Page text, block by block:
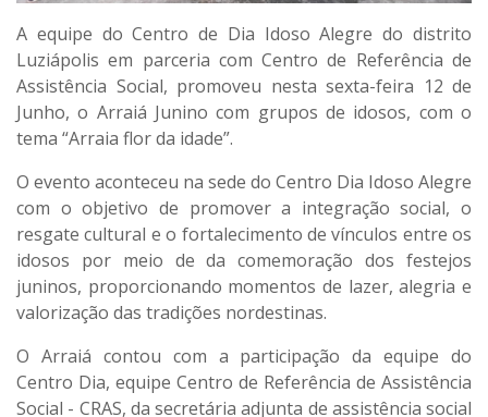
A equipe do Centro de Dia Idoso Alegre do distrito
Luziápolis em parceria com Centro de Referência de
Assistência Social, promoveu nesta sexta-feira 12 de
Junho, o Arraiá Junino com grupos de idosos, com o
tema “Arraia flor da idade”.
O evento aconteceu na sede do Centro Dia Idoso Alegre
com o objetivo de promover a integração social, o
resgate cultural e o fortalecimento de vínculos entre os
idosos por meio de da comemoração dos festejos
juninos, proporcionando momentos de lazer, alegria e
valorização das tradições nordestinas.
O Arraiá contou com a participação da equipe do
Centro Dia, equipe Centro de Referência de Assistência
Social - CRAS, da secretária adjunta de assistência social